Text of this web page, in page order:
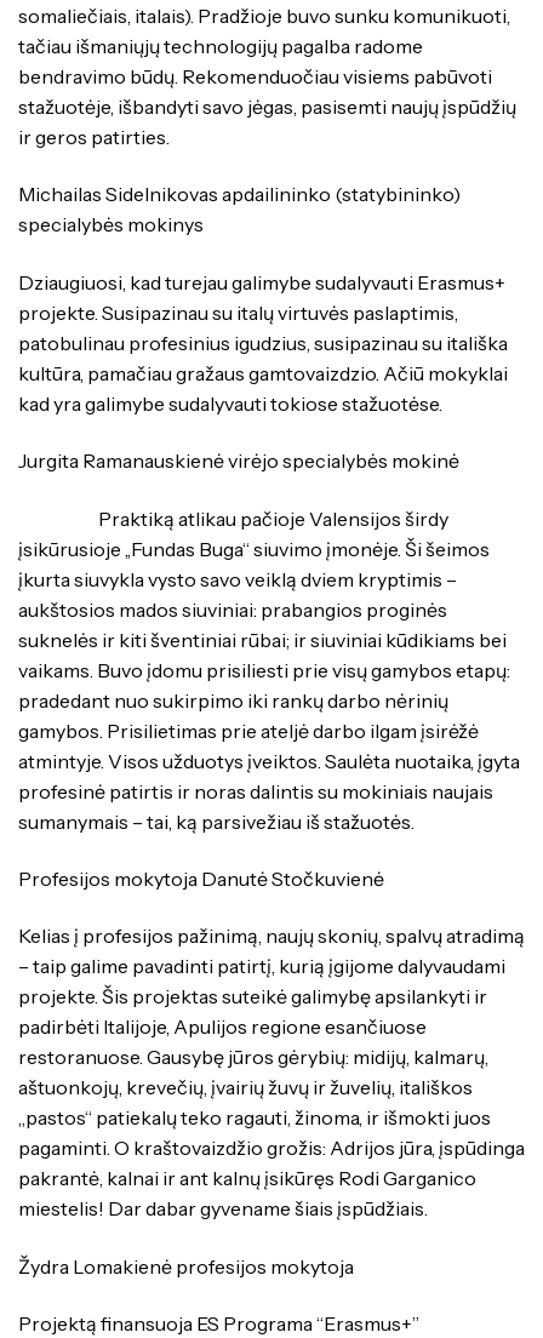
somaliečiais, italais). Pradžioje buvo sunku komunikuoti,
tačiau išmaniųjų technologijų pagalba radome
bendravimo būdų. Rekomenduočiau visiems pabūvoti
stažuotėje, išbandyti savo jėgas, pasisemti naujų įspūdžių
ir geros patirties.
Michailas Sidelnikovas apdailininko (statybininko)
specialybės mokinys
Dziaugiuosi, kad turejau galimybe sudalyvauti Erasmus+
projekte. Susipazinau su italų virtuvės paslaptimis,
patobulinau profesinius igudzius, susipazinau su itališka
kultūra, pamačiau gražaus gamtovaizdzio. Ačiū mokyklai
kad yra galimybe sudalyvauti tokiose stažuotėse.
Jurgita Ramanauskienė virėjo specialybės mokinė
Praktiką atlikau pačioje Valensijos širdy
įsikūrusioje ,,Fundas Buga“ siuvimo įmonėje. Ši šeimos
įkurta siuvykla vysto savo veiklą dviem kryptimis –
aukštosios mados siuviniai: prabangios proginės
suknelės ir kiti šventiniai rūbai; ir siuviniai kūdikiams bei
vaikams. Buvo įdomu prisiliesti prie visų gamybos etapų:
pradedant nuo sukirpimo iki rankų darbo nėrinių
gamybos. Prisilietimas prie ateljė darbo ilgam įsirėžė
atmintyje. Visos užduotys įveiktos. Saulėta nuotaika, įgyta
profesinė patirtis ir noras dalintis su mokiniais naujais
sumanymais – tai, ką parsivežiau iš stažuotės.
Profesijos mokytoja Danutė Stočkuvienė
Kelias į profesijos pažinimą, naujų skonių, spalvų atradimą
– taip galime pavadinti patirtį, kurią įgijome dalyvaudami
projekte. Šis projektas suteikė galimybę apsilankyti ir
padirbėti Italijoje, Apulijos regione esančiuose
restoranuose. Gausybę jūros gėrybių: midijų, kalmarų,
aštuonkojų, krevečių, įvairių žuvų ir žuvelių, itališkos
„pastos“ patiekalų teko ragauti, žinoma, ir išmokti juos
pagaminti. O kraštovaizdžio grožis: Adrijos jūra, įspūdinga
pakrantė, kalnai ir ant kalnų įsikūręs Rodi Garganico
miestelis! Dar dabar gyvename šiais įspūdžiais.
Žydra Lomakienė profesijos mokytoja
Projektą finansuoja ES Programa “Erasmus+”